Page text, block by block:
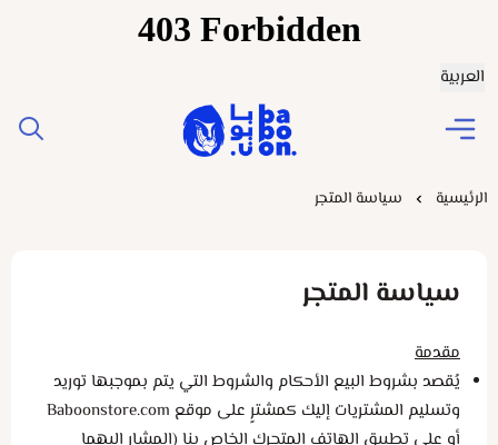
العربية
Baboonstore
الرئيسية سياسة المتجر
سياسة المتجر
مقدمة
يُقصد بشروط البيع الأحكام والشروط التي يتم بموجبها توريد
وتسليم المشتريات إليك كمشترٍ على موقع Baboonstore.com